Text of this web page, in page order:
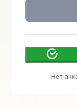
Нет